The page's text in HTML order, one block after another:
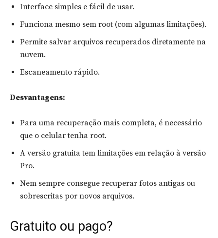
Interface simples e fácil de usar.
Funciona mesmo sem root (com algumas limitações).
Permite salvar arquivos recuperados diretamente na
nuvem.
Escaneamento rápido.
Desvantagens:
Para uma recuperação mais completa, é necessário
que o celular tenha root.
A versão gratuita tem limitações em relação à versão
Pro.
Nem sempre consegue recuperar fotos antigas ou
sobrescritas por novos arquivos.
Gratuito ou pago?